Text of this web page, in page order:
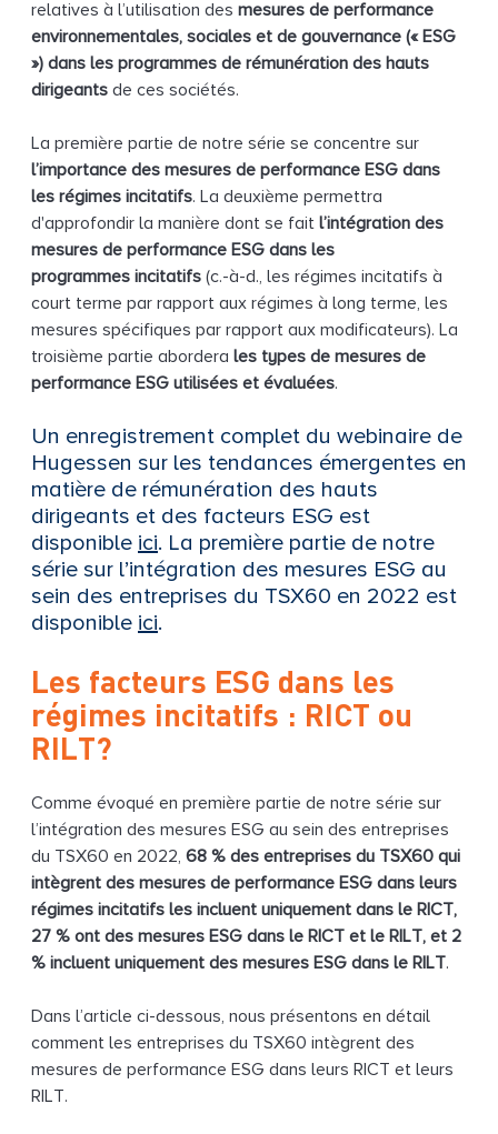
relatives à l’utilisation des mesures de performance
environnementales, sociales et de gouvernance (« ESG
») dans les programmes de rémunération des hauts
dirigeants de ces sociétés.
La première partie de notre série se concentre sur
l’importance des mesures de performance ESG dans
les régimes incitatifs. La deuxième permettra
d'approfondir la manière dont se fait l’intégration des
mesures de performance ESG dans les
programmes incitatifs (c.-à-d., les régimes incitatifs à
court terme par rapport aux régimes à long terme, les
mesures spécifiques par rapport aux modificateurs). La
troisième partie abordera les types de mesures de
performance ESG utilisées et évaluées.
Un enregistrement complet du webinaire de
Hugessen sur les tendances émergentes en
matière de rémunération des hauts
dirigeants et des facteurs ESG est
disponible ici. La première partie de notre
série sur l’intégration des mesures ESG au
sein des entreprises du TSX60 en 2022 est
disponible ici.
Les facteurs ESG dans les
régimes incitatifs : RICT ou
RILT?
Comme évoqué en première partie de notre série sur
l’intégration des mesures ESG au sein des entreprises
du TSX60 en 2022, 68 % des entreprises du TSX60 qui
intègrent des mesures de performance ESG dans leurs
régimes incitatifs les incluent uniquement dans le RICT,
27 % ont des mesures ESG dans le RICT et le RILT, et 2
% incluent uniquement des mesures ESG dans le RILT.
Dans l’article ci-dessous, nous présentons en détail
comment les entreprises du TSX60 intègrent des
mesures de performance ESG dans leurs RICT et leurs
RILT.